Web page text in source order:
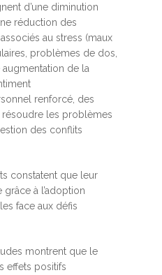
d’une diminution
réduction des
au stress (maux
problèmes de dos,
de la
renforcé, des
les problèmes
des conflits
constatent que leur
grâce à l’adoption
face aux défis
montrent que le
effets positifs